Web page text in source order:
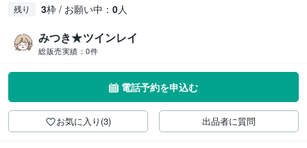
残り 3枠 / お願い中： 0人
みつき★ツインレイ
総販売実績： 0件
電話予約を申込む
お気に入り(3) 出品者に質問